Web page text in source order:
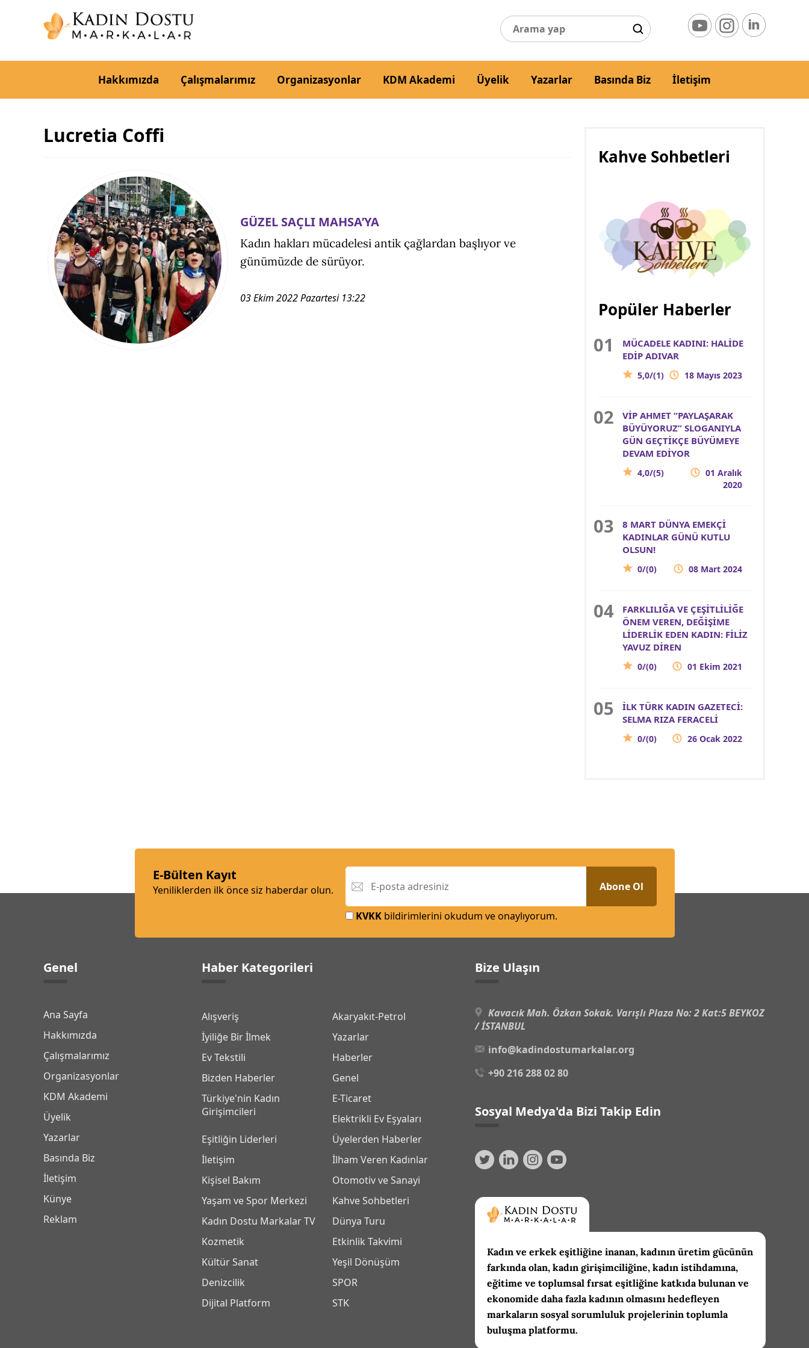
Hakkımızda Çalışmalarımız Organizasyonlar KDM Akademi Üyelik Yazarlar Basında Biz İletişim
Lucretia Coffi
GÜZEL SAÇLI MAHSA’YA
Kadın hakları mücadelesi antik çağlardan başlıyor ve
günümüzde de sürüyor.
03 Ekim 2022 Pazartesi 13:22
Kahve Sohbetleri
Popüler Haberler
MÜCADELE KADINI: HALİDE
EDİP ADIVAR
5,0/(1) 18 Mayıs 2023
VİP AHMET “PAYLAŞARAK
BÜYÜYORUZ” SLOGANIYLA
GÜN GEÇTİKÇE BÜYÜMEYE
DEVAM EDİYOR
4,0/(5)
01 Aralık
2020
8 MART DÜNYA EMEKÇİ
KADINLAR GÜNÜ KUTLU
OLSUN!
0/(0) 08 Mart 2024
FARKLILIĞA VE ÇEŞİTLİLİĞE
ÖNEM VEREN, DEĞİŞİME
LİDERLİK EDEN KADIN: FİLİZ
YAVUZ DİREN
0/(0) 01 Ekim 2021
İLK TÜRK KADIN GAZETECİ:
SELMA RIZA FERACELİ
0/(0) 26 Ocak 2022
E-Bülten Kayıt
Yeniliklerden ilk önce siz haberdar olun. Abone Ol
KVKKbildirimlerini okudum ve onaylıyorum.
Genel
Ana Sayfa
Hakkımızda
Çalışmalarımız
Organizasyonlar
KDM Akademi
Üyelik
Yazarlar
Basında Biz
İletişim
Künye
Reklam
Haber Kategorileri
Alışveriş
Akaryakıt-Petrol
İyiliğe Bir İlmek
Yazarlar
Ev Tekstili
Haberler
Bizden Haberler
Genel
Türkiye'nin Kadın
Girişimcileri
E-Ticaret
Elektrikli Ev Eşyaları
Eşitliğin Liderleri
Üyelerden Haberler
İletişim
İlham Veren Kadınlar
Kişisel Bakım
Otomotiv ve Sanayi
Yaşam ve Spor Merkezi
Kahve Sohbetleri
Kadın Dostu Markalar TV
Dünya Turu
Kozmetik
Etkinlik Takvimi
Kültür Sanat
Yeşil Dönüşüm
Denizcilik
SPOR
Dijital Platform
STK
Bize Ulaşın
Kavacık Mah. Özkan Sokak. Varışlı Plaza No: 2 Kat:5 BEYKOZ
/ İSTANBUL
info@kadindostumarkalar.org
+90 216 288 02 80
Sosyal Medya'da Bizi Takip Edin
Kadın ve erkek eşitliğine inanan, kadının üretim gücünün
farkında olan, kadın girişimciliğine, kadın istihdamına,
eğitime ve toplumsal fırsat eşitliğine katkıda bulunan ve
ekonomide daha fazla kadının olmasını hedefleyen
markaların sosyal sorumluluk projelerinin toplumla
buluşma platformu.